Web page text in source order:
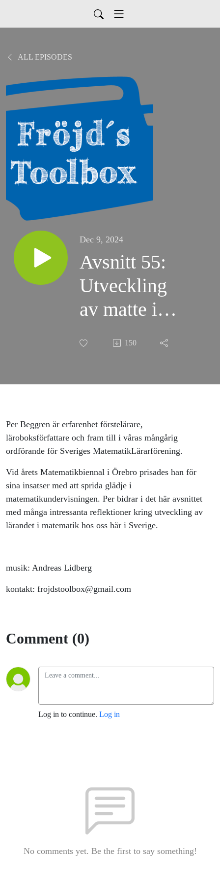
ALL EPISODES
Dec 9, 2024
Avsnitt 55:
Utveckling
av matte i
grundskolan
tankar med
Berggren
150
Per Beggren är erfarenhet förstelärare,
läroboksförfattare och fram till i våras mångårig
ordförande för Sveriges MatematikLärarförening.
Vid årets Matematikbiennal i Örebro prisades han för
sina insatser med att sprida glädje i
matematikundervisningen. Per bidrar i det här avsnittet
med många intressanta reflektioner kring utveckling av
lärandet i matematik hos oss här i Sverige.
musik: Andreas Lidberg
kontakt: frojdstoolbox@gmail.com
Comment (0)
Log in to continue. Log in
No comments yet. Be the first to say something!